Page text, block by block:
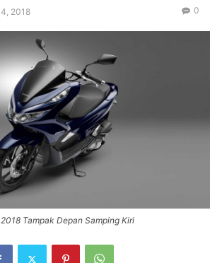
2018 0
Tampak Depan Samping Kiri